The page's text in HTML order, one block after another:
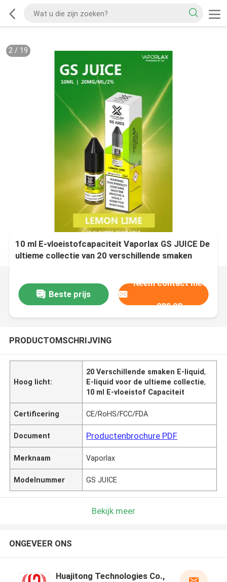
2/ 19
10 ml E-vloeistofcapaciteit Vaporlax GS JUICE De
ultieme collectie van 20 verschillende smaken
Beste prijs
Neem contact met
ons op
PRODUCTOMSCHRIJVING
Hoog licht:
20 Verschillende smaken E-liquid,
E-liquid voor de ultieme collectie,
10 ml E-vloeistof Capaciteit
Certificering CE/RoHS/FCC/FDA
Document Productenbrochure PDF
Merknaam Vaporlax
Modelnummer GS JUICE
Bekijk meer
ONGEVEER ONS
Huajitong Technologies Co.,